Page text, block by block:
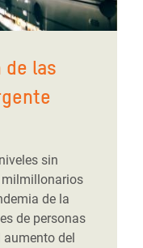
de las
sin
milmillonarios
de la
de personas
aumento del